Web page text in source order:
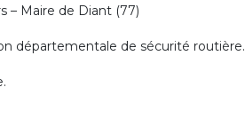
– Maire de Diant (77)
départementale de sécurité routière.